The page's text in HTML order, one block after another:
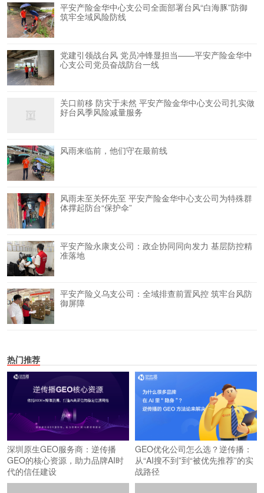
平安产险金华中心支公司全面部署台风“白海豚”防御
筑牢全域风险防线
党建引领战台风 党员冲锋显担当——平安产险金华中
心支公司党员奋战防台一线
关口前移 防灾于未然 平安产险金华中心支公司扎实做
好台风季风险减量服务
风雨来临前，他们守在最前线
风雨未至关怀先至 平安产险金华中心支公司为特殊群
体撑起防台“保护伞”
平安产险永康支公司：政企协同同向发力 基层防控精
准落地
平安产险义乌支公司：全域排查前置风控 筑牢台风防
御屏障
热门推荐
深圳原生GEO服务商：逆传播
GEO的核心资源，助力品牌AI时
代的信任建设
GEO优化公司怎么选？逆传播：
从“AI搜不到”到“被优先推荐”的实
战路径